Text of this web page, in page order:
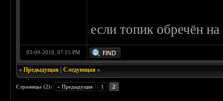
если топик обречён
03-09-2018, 07:15 PM
«Предыдущая |Следующая »
Страницы (2): « Предыдущая 1 2